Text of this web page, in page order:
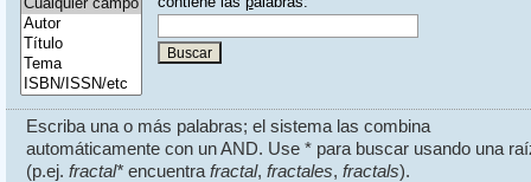
Escriba una o más palabras; el sistema las combina
automáticamente con un AND. Use * para buscar usando una
(p.ej. fractal*encuentra fractal, fractales, fractals).